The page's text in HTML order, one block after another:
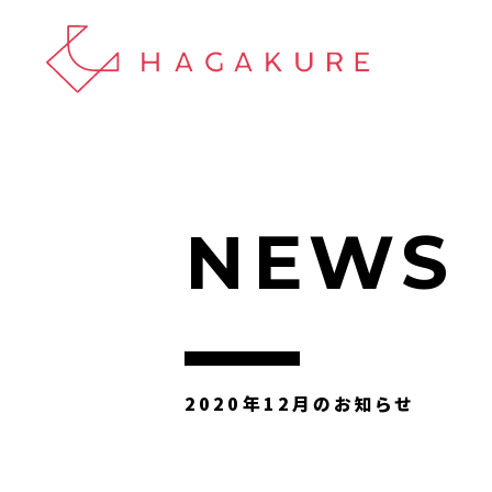
NEWS
2020年12月のお知らせ